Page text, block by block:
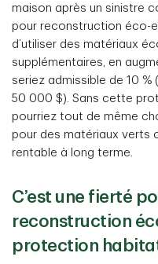
maison après un sinistre
pour reconstruction éco-
d’utiliser des matériaux
supplémentaires, en
seriez admissible de 10 %
50 000 $). Sans cette
pourriez tout de même
pour des matériaux verts
rentable à long terme.
C’est une fierté
reconstruction
protection